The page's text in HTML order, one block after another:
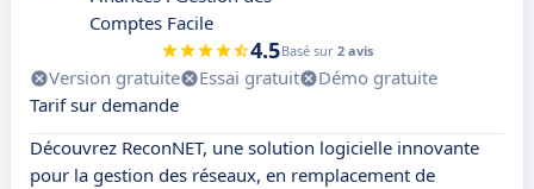
Comptes Facile
4.5Basé sur 2 avis
Version gratuite Essai gratuit
Démo gratuite
Tarif sur demande
Découvrez ReconNET, une solution logicielle innovante
pour la gestion des réseaux, en remplacement de